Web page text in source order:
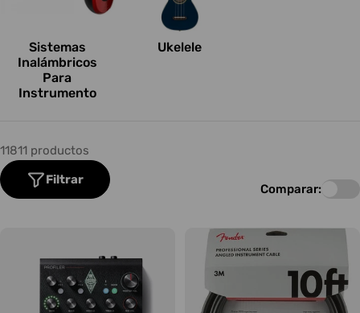
Sistemas
Inalámbricos
Para
Instrumento
Ukelele
11811 productos
Filtrar
Comparar: